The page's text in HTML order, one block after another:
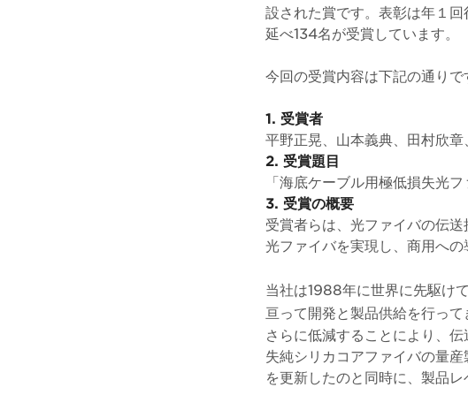
設された賞です。表彰は年１
延べ134名が受賞しています。
今回の受賞内容は下記の通りで
1. 受賞者
平野正晃、山本義典、田村欣章
2. 受賞題目
「海底ケーブル用極低損失光
3. 受賞の概要
受賞者らは、光ファイバの伝
光ファイバを実現し、商用への
当社は1988年に世界に先駆け
亘って開発と製品供給を行っ
さらに低減することにより、
失純シリカコアファイバの量
を更新したのと同時に、製品